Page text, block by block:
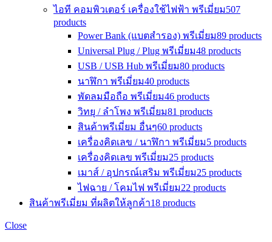
ไอที คอมพิวเตอร์ เครื่องใช้ไฟฟ้า พรีเมี่ยม507
products
Power Bank (แบตสำรอง) พรีเมี่ยม89 products
Universal Plug / Plug พรีเมี่ยม48 products
USB / USB Hub พรีเมี่ยม80 products
นาฬิกา พรีเมี่ยม40 products
พัดลมมือถือ พรีเมี่ยม46 products
วิทยุ / ลำโพง พรีเมี่ยม81 products
สินค้าพรีเมี่ยม อื่นๆ60 products
เครื่องคิดเลข / นาฬิกา พรีเมี่ยม5 products
เครื่องคิดเลข พรีเมี่ยม25 products
เมาส์ / อุปกรณ์เสริม พรีเมี่ยม25 products
ไฟฉาย / โคมไฟ พรีเมี่ยม22 products
สินค้าพรีเมี่ยม ที่ผลิตให้ลูกค้า18 products
Close